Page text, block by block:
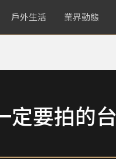
戶外生活 業界動態
定要拍的